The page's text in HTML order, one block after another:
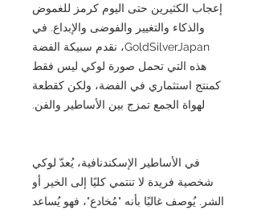
إعجاب الكثيرين حتى اليوم كرمز للغموض
والذكاء والتغيير والفوضى والإبداع. في
GoldSilverJapan، نقدم سبيكة الفضة
هذه التي تحمل صورة لوكي ليس فقط
كمنتج استثماري في الفضة، ولكن كقطعة
لهواة الجمع تمزج بين الأساطير والفن.
في الأساطير الإسكندنافية، يُعدّ لوكي
شخصية فريدة لا تنتمي كليًا إلى الخير أو
الشر. يُوصف غالبًا بأنه "مُخادع"، فهو يُساعد